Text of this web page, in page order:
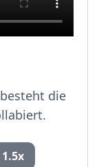
die
1.5x